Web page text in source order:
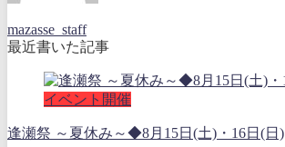
mazasse_staff
最近書いた記事
イベント開催
逢瀬祭 ～夏休み～◆8月15日(土)・16日(日)